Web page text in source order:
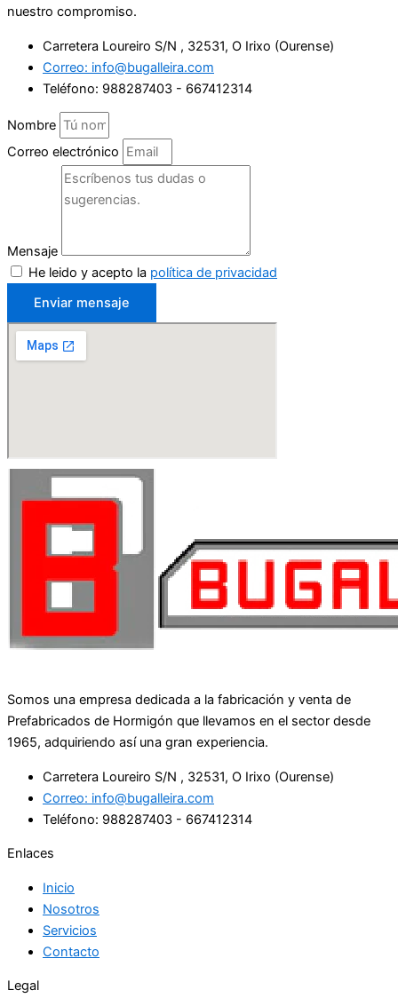
nuestro compromiso.
Carretera Loureiro S/N , 32531, O Irixo (Ourense)
Correo: info@bugalleira.com
Teléfono: 988287403 - 667412314
Nombre
Correo electrónico
Mensaje
He leido y acepto la política de privacidad
Enviar mensaje
Somos una empresa dedicada a la fabricación y venta de
Prefabricados de Hormigón que llevamos en el sector desde
1965, adquiriendo así una gran experiencia.
Carretera Loureiro S/N , 32531, O Irixo (Ourense)
Correo: info@bugalleira.com
Teléfono: 988287403 - 667412314
Enlaces
Inicio
Nosotros
Servicios
Contacto
Legal